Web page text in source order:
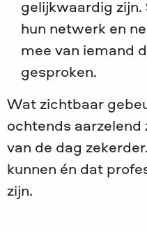
gelijkwaardig zijn.
hun netwerk en
mee van iemand
gesproken.
Wat zichtbaar
ochtends aarzelend
van de dag
kunnen én dat
zijn.